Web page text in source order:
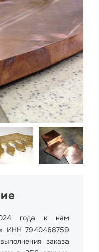
года к нам
ИНН 7940468759
заказа